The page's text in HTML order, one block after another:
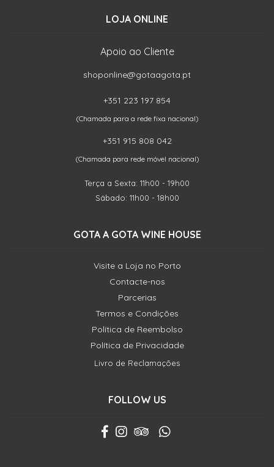
LOJA ONLINE
Apoio ao Cliente
shoponline@gotaagota.pt
+351 223 197 854
(Chamada para a rede fixa nacional)
+351 915 808 042
(Chamada para rede móvel nacional)
Terça a Sexta: 11h00 - 19h00
Sábado: 11h00 - 18h00
GOTA A GOTA WINE HOUSE
Visite a Loja no Porto
Contacte-nos
Parcerias
Termos e Condições
Política de Reembolso
Política de Privacidade
Livro de Reclamações
FOLLOW US